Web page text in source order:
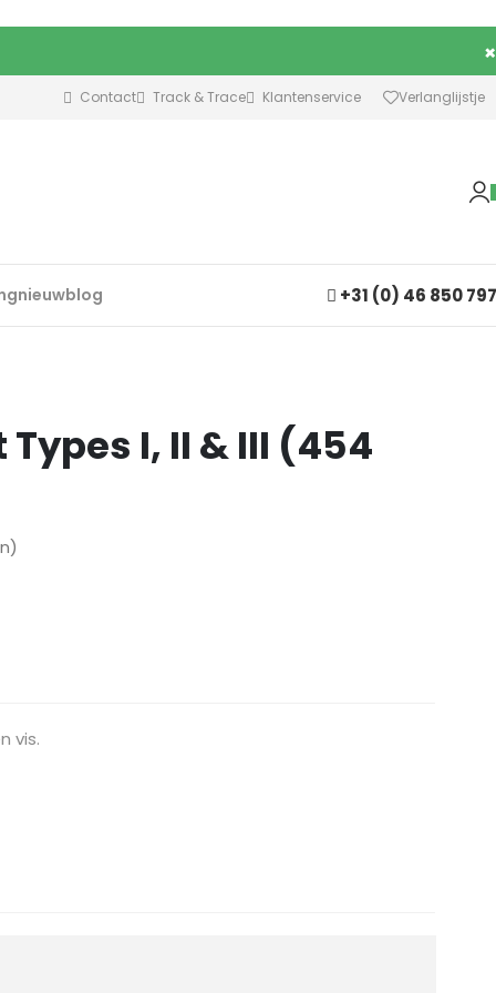
×
Contact Track & Trace Klantenservice Verlanglijstje
nieuwblog
+31 (0) 46 850
I, II & III (454
vis.